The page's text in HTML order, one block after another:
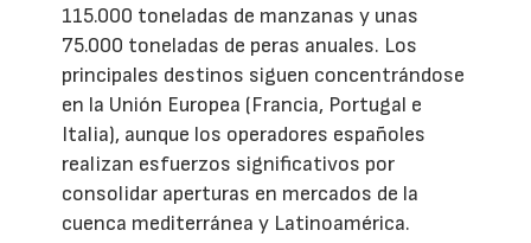
115.000 toneladas de manzanas y unas
75.000 toneladas de peras anuales. Los
principales destinos siguen concentrándose
en la Unión Europea (Francia, Portugal e
Italia), aunque los operadores españoles
realizan esfuerzos significativos por
consolidar aperturas en mercados de la
cuenca mediterránea y Latinoamérica.